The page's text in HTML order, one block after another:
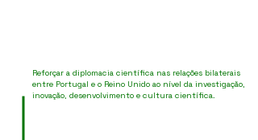
Reforçar a diplomacia científica nas relações bilaterais
entre Portugal e o Reino Unido ao nível da investigação,
inovação, desenvolvimento e cultura científica.